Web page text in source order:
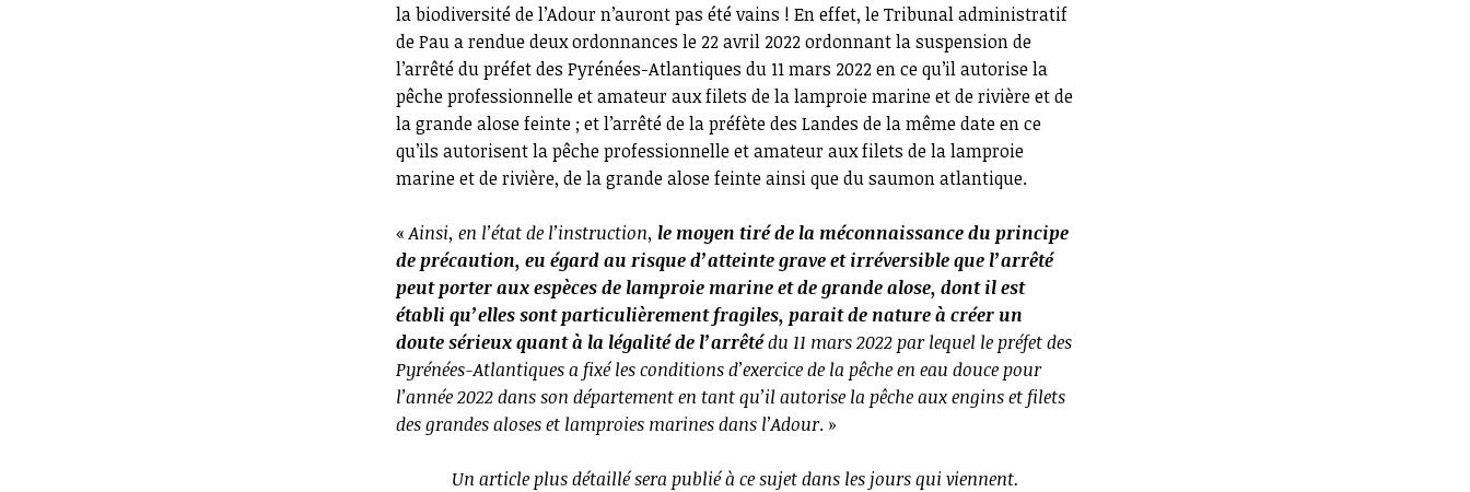
la biodiversité de l’Adour n’auront pas été vains ! En effet, le Tribunal administratif
de Pau a rendue deux ordonnances le 22 avril 2022 ordonnant la suspension de
l’arrêté du préfet des Pyrénées-Atlantiques du 11 mars 2022 en ce qu’il autorise la
pêche professionnelle et amateur aux filets de la lamproie marine et de rivière et de
la grande alose feinte ; et l’arrêté de la préfète des Landes de la même date en ce
qu’ils autorisent la pêche professionnelle et amateur aux filets de la lamproie
marine et de rivière, de la grande alose feinte ainsi que du saumon atlantique.
«Ainsi, en l’état de l’instruction, le moyen tiré de la méconnaissance du principe
de précaution, eu égard au risque d’atteinte grave et irréversible que l’arrêté
peut porter aux espèces de lamproie marine et de grande alose, dont il est
établi qu’elles sont particulièrement fragiles, parait de nature à créer un
doute sérieux quant à la légalité de l’arrêtédu 11 mars 2022 par lequel le préfet des
Pyrénées-Atlantiques a fixé les conditions d’exercice de la pêche en eau douce pour
l’année 2022 dans son département en tant qu’il autorise la pêche aux engins et filets
des grandes aloses et lamproies marines dans l’Adour. »
Un article plus détaillé sera publié à ce sujet dans les jours qui viennent.